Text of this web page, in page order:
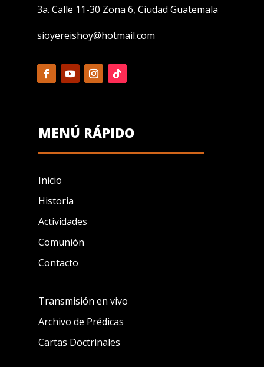
3a. Calle 11-30 Zona 6, Ciudad Guatemala
sioyereishoy@hotmail.com
MENÚ RÁPIDO
Inicio
Historia
Actividades
Comunión
Contacto
Transmisión en vivo
Archivo de Prédicas
Cartas Doctrinales